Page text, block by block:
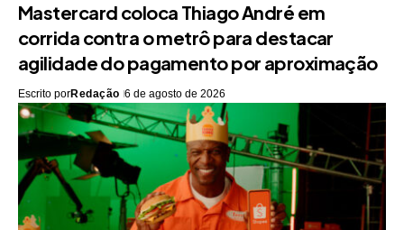
Mastercard coloca Thiago André em
corrida contra o metrô para destacar
agilidade do pagamento por aproximação
Escrito porRedação 6 de agosto de 2026